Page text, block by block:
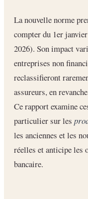
La nouvelle norme
compter du 1er
2026). Son impact
entreprises non
reclassifieront
assureurs, en
Ce rapport examine
particulier sur les
les anciennes et les
réelles et anticipe les
bancaire.